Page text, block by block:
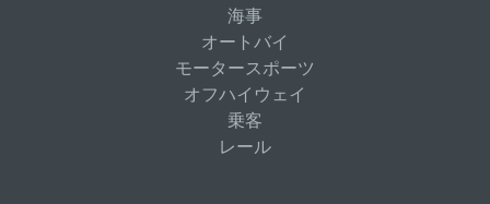
海事
オートバイ
モータースポーツ
オフハイウェイ
乗客
レール